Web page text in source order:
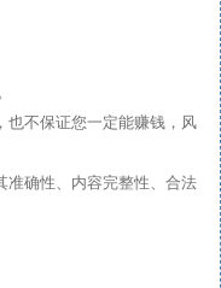
也不保证您一定能赚钱，风
准确性、内容完整性、合法